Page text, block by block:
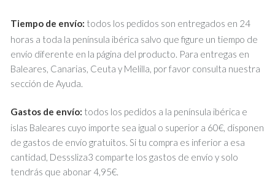
Tiempo de envío: todos los pedidos son entregados en 24
horas a toda la península ibérica salvo que figure un tiempo de
envío diferente en la página del producto. Para entregas en
Baleares, Canarias, Ceuta y Melilla, por favor consulta nuestra
sección de Ayuda.
Gastos de envío: todos los pedidos a la península ibérica e
islas Baleares cuyo importe sea igual o superior a 60€, disponen
de gastos de envío gratuitos. Si tu compra es inferior a esa
cantidad, Desssliza3 comparte los gastos de envío y solo
tendrás que abonar 4,95€.